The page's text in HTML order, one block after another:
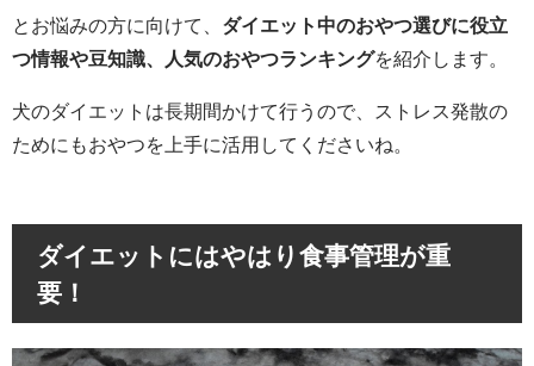
とお悩みの方に向けて、 ダイエット中のおやつ選びに役立
つ情報や豆知識、人気のおやつランキングを紹介します。
犬のダイエットは長期間かけて行うので、ストレス発散の
ためにもおやつを上手に活用してくださいね。
ダイエットにはやはり食事管理が重
要！